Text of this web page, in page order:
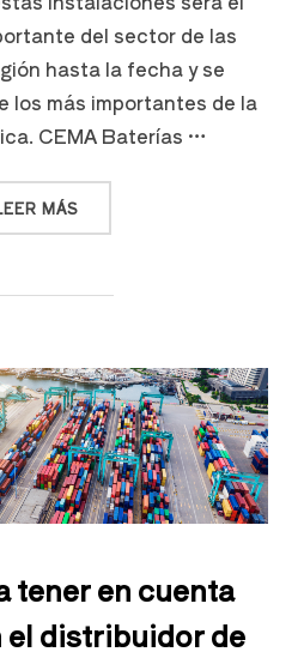
del sector de las
hasta la fecha y se
los más importantes de la
CEMA Baterías …
MÁS
tener en cuenta
el distribuidor de